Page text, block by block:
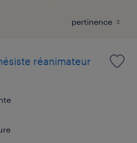
réanimateur